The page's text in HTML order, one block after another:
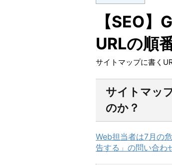
【SEO
URLの順
サイトマップに書く
サイトマッ
のか？
Web担当者は7月の
告する」の問い合わ